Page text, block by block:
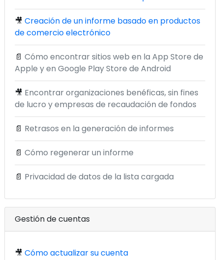
🎥 Creación de un informe basado en productos
de comercio electrónico
📄 Cómo encontrar sitios web en la App Store de
Apple y en Google Play Store de Android
🎥 Encontrar organizaciones benéficas, sin fines
de lucro y empresas de recaudación de fondos
📄 Retrasos en la generación de informes
📄 Cómo regenerar un informe
📄 Privacidad de datos de la lista cargada
Gestión de cuentas
🎥 Cómo actualizar su cuenta